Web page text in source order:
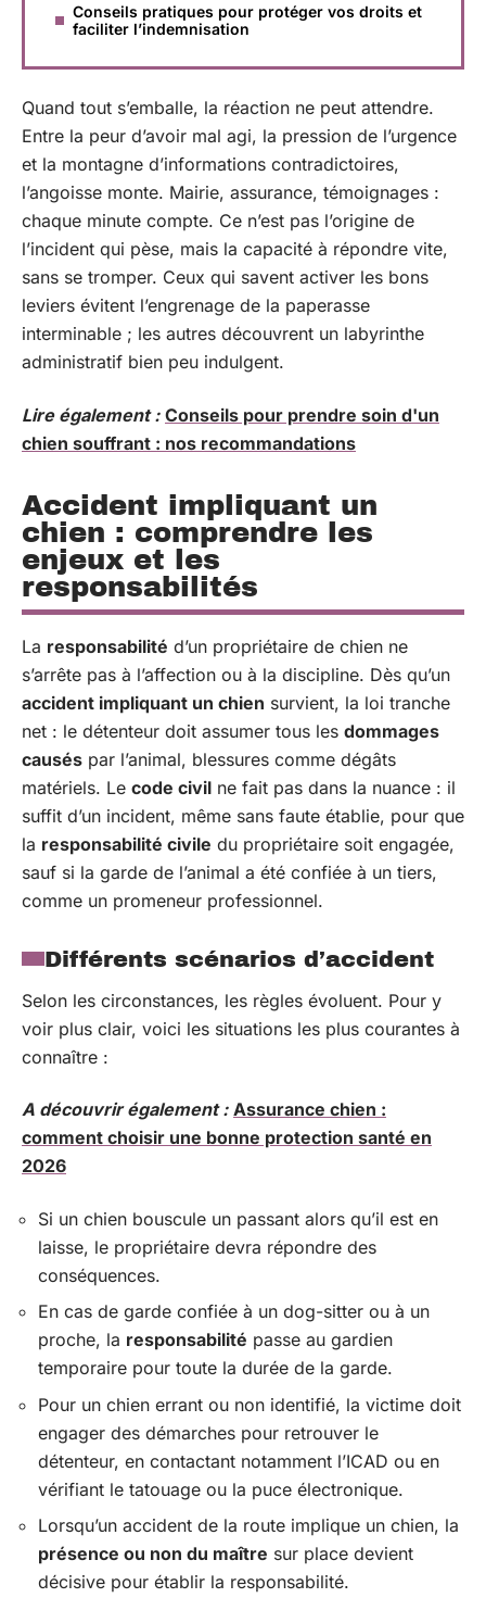
Conseils pratiques pour protéger vos droits et
faciliter l’indemnisation
Quand tout s’emballe, la réaction ne peut attendre.
Entre la peur d’avoir mal agi, la pression de l’urgence
et la montagne d’informations contradictoires,
l’angoisse monte. Mairie, assurance, témoignages :
chaque minute compte. Ce n’est pas l’origine de
l’incident qui pèse, mais la capacité à répondre vite,
sans se tromper. Ceux qui savent activer les bons
leviers évitent l’engrenage de la paperasse
interminable ; les autres découvrent un labyrinthe
administratif bien peu indulgent.
Lire également : Conseils pour prendre soin d'un
chien souffrant : nos recommandations
Accident impliquant un
chien : comprendre les
enjeux et les
responsabilités
La responsabilité d’un propriétaire de chien ne
s’arrête pas à l’affection ou à la discipline. Dès qu’un
accident impliquant un chien survient, la loi tranche
net : le détenteur doit assumer tous les dommages
causés par l’animal, blessures comme dégâts
matériels. Le code civil ne fait pas dans la nuance : il
suffit d’un incident, même sans faute établie, pour que
la responsabilité civile du propriétaire soit engagée,
sauf si la garde de l’animal a été confiée à un tiers,
comme un promeneur professionnel.
Différents scénarios d’accident
Selon les circonstances, les règles évoluent. Pour y
voir plus clair, voici les situations les plus courantes à
connaître :
A découvrir également : Assurance chien :
comment choisir une bonne protection santé en
2026
Si un chien bouscule un passant alors qu’il est en
laisse, le propriétaire devra répondre des
conséquences.
En cas de garde confiée à un dog-sitter ou à un
proche, la responsabilité passe au gardien
temporaire pour toute la durée de la garde.
Pour un chien errant ou non identifié, la victime doit
engager des démarches pour retrouver le
détenteur, en contactant notamment l’ICAD ou en
vérifiant le tatouage ou la puce électronique.
Lorsqu’un accident de la route implique un chien, la
présence ou non du maître sur place devient
décisive pour établir la responsabilité.